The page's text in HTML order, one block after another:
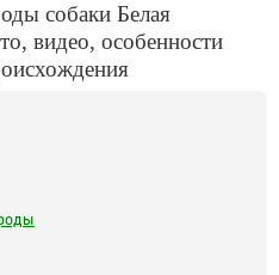
собаки Белая
видео, особенности